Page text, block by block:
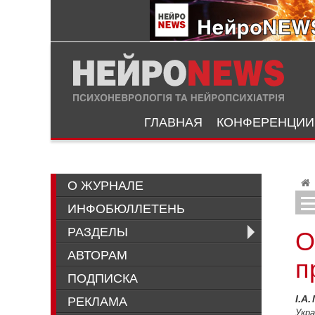
ГЛАВНАЯ КОНФЕРЕНЦИИ
О ЖУРНАЛЕ
ИНФОБЮЛЛЕТЕНЬ
РАЗДЕЛЫ
АВТОРАМ
ПОДПИСКА
РЕКЛАМА